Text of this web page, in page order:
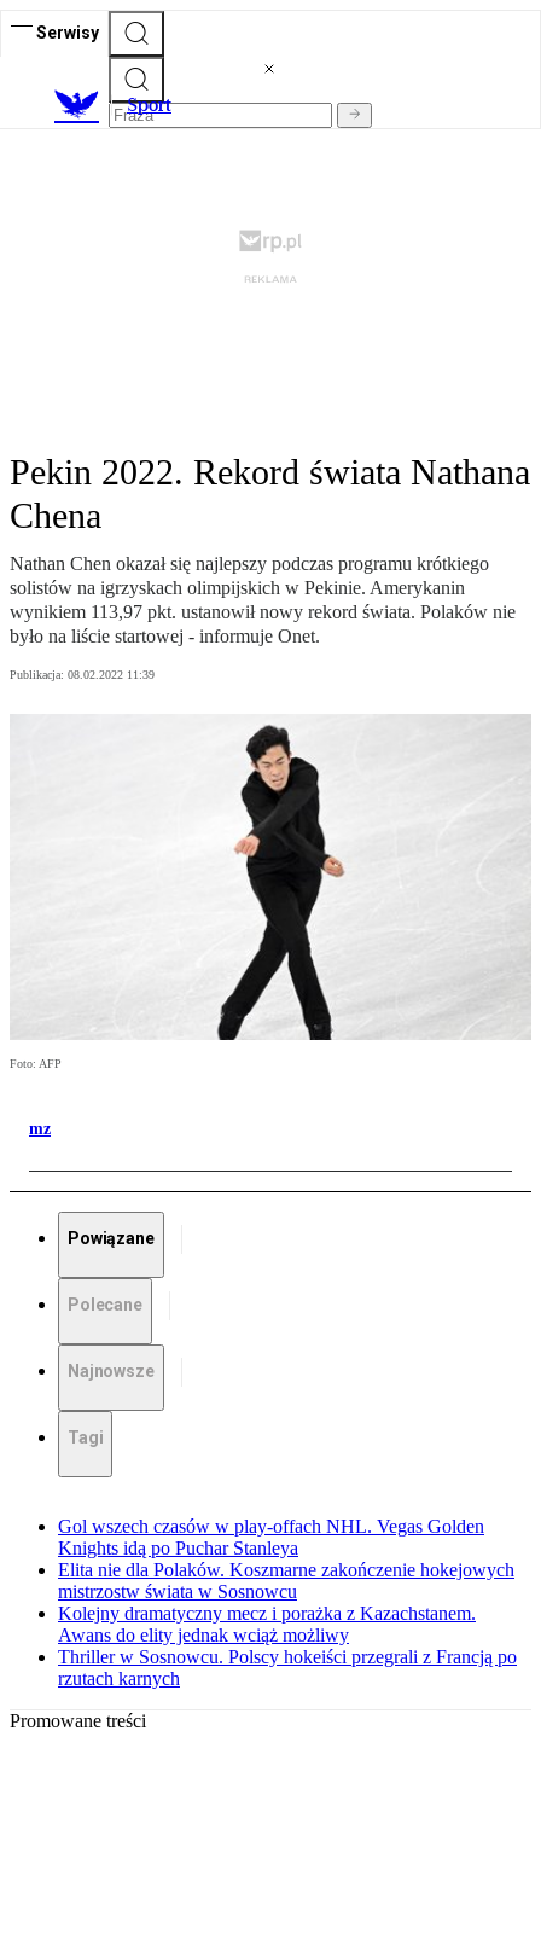
Serwisy
Sport
Pekin 2022. Rekord świata Nathana
Chena
Nathan Chen okazał się najlepszy podczas programu krótkiego
solistów na igrzyskach olimpijskich w Pekinie. Amerykanin
wynikiem 113,97 pkt. ustanowił nowy rekord świata. Polaków nie
było na liście startowej - informuje Onet.
Publikacja: 08.02.2022 11:39
Foto: AFP
mz
Powiązane
Polecane
Najnowsze
Tagi
Gol wszech czasów w play-offach NHL. Vegas Golden
Knights idą po Puchar Stanleya
Elita nie dla Polaków. Koszmarne zakończenie hokejowych
mistrzostw świata w Sosnowcu
Kolejny dramatyczny mecz i porażka z Kazachstanem.
Awans do elity jednak wciąż możliwy
Thriller w Sosnowcu. Polscy hokeiści przegrali z Francją po
rzutach karnych
Promowane treści